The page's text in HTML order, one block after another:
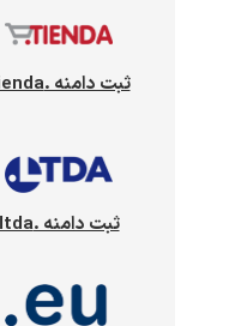
ثبت دامنه .tienda
ثبت دامنه .ltda